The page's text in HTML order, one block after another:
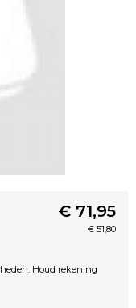
€ 71,95
€ 51,80
Houd rekening